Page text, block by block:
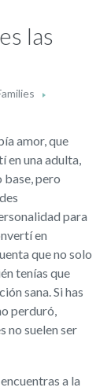
las
amor, que
en una adulta,
base, pero
para
en
que no solo
tenías que
sana. Si has
perduró,
no suelen ser
a la